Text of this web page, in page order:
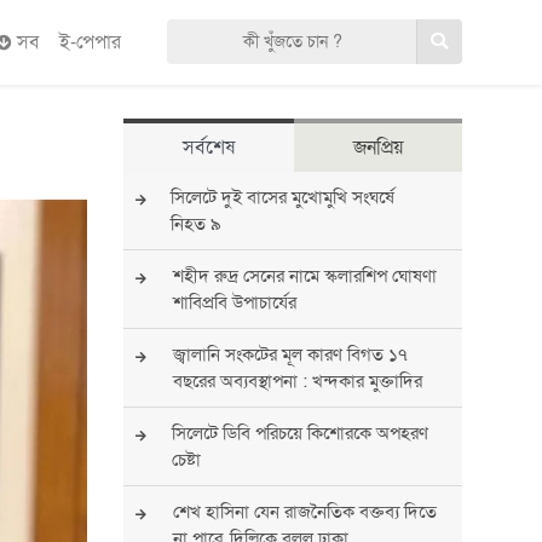
সব ই-পেপার
সর্বশেষ জনপ্রিয়
সিলেটে দুই বাসের মুখোমুখি সংঘর্ষে
নিহত ৯
শহীদ রুদ্র সেনের নামে স্কলারশিপ ঘোষণা
শাবিপ্রবি উপাচার্যের
জ্বালানি সংকটের মূল কারণ বিগত ১৭
বছরের অব্যবস্থাপনা : খন্দকার মুক্তাদির
সিলেটে ডিবি পরিচয়ে কিশোরকে অপহরণ
চেষ্টা
শেখ হাসিনা যেন রাজনৈতিক বক্তব্য দিতে